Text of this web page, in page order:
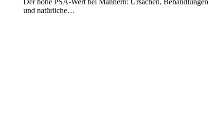
Der hohe PSA-Wert bei Männern: Ursachen, Behandlungen
und natürliche…